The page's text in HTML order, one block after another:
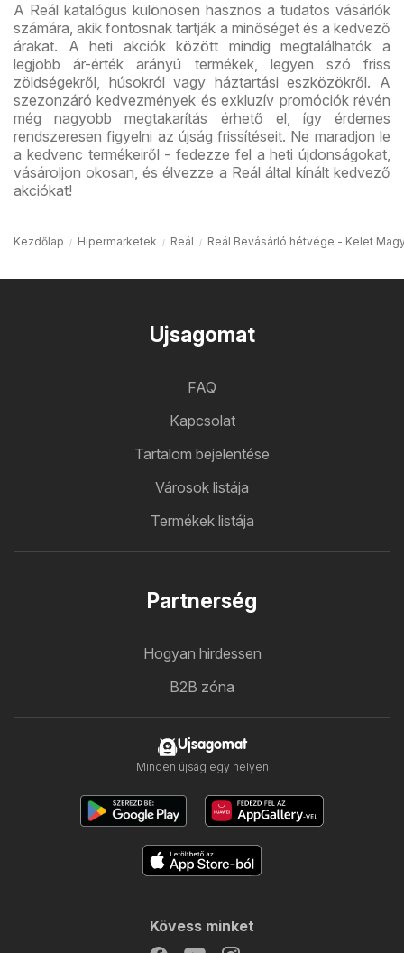
A Reál katalógus különösen hasznos a tudatos vásárlók
számára, akik fontosnak tartják a minőséget és a kedvező
árakat. A heti akciók között mindig megtalálhatók a
legjobb ár-érték arányú termékek, legyen szó friss
zöldségekről, húsokról vagy háztartási eszközökről. A
szezonzáró kedvezmények és exkluzív promóciók révén
még nagyobb megtakarítás érhető el, így érdemes
rendszeresen figyelni az újság frissítéseit. Ne maradjon le
a kedvenc termékeiről - fedezze fel a heti újdonságokat,
vásároljon okosan, és élvezze a Reál által kínált kedvező
akciókat!
Kezdőlap Hipermarketek Reál Reál Bevásárló hétvége - Kelet
Ujsagomat
FAQ
Kapcsolat
Tartalom bejelentése
Városok listája
Termékek listája
Partnerség
Hogyan hirdessen
B2B zóna
Ujsagomat
Minden újság egy helyen
Kövess minket